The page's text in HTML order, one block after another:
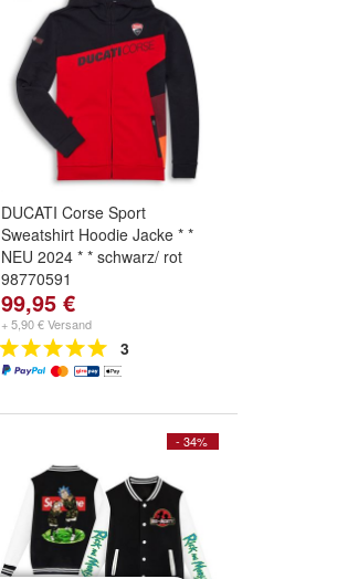
DUCATI Corse Sport
Sweatshirt Hoodie Jacke * *
NEU 2024 * * schwarz/ rot
98770591
Größe:M,
99,95 €
+ 5,90 € Versand
3
- 34%